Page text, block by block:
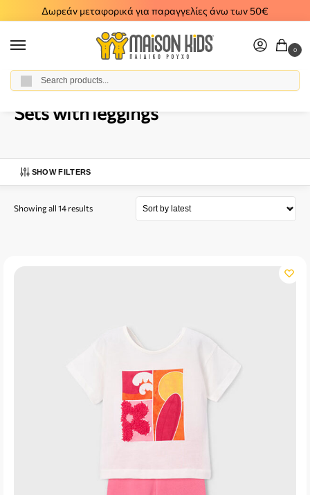
Δωρεάν μεταφορικά για παραγγελίες άνω των 50€
0
Home / Girl / Clothes
Sets with leggings
SHOW FILTERS
Showing all 14 results